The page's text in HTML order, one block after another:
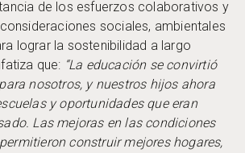
de los esfuerzos colaborativos y
sociales, ambientales
lograr la sostenibilidad a largo
que: “La educación se convirtió
nosotros, y nuestros hijos ahora
y oportunidades que eran
Las mejoras en las condiciones
construir mejores hogares,